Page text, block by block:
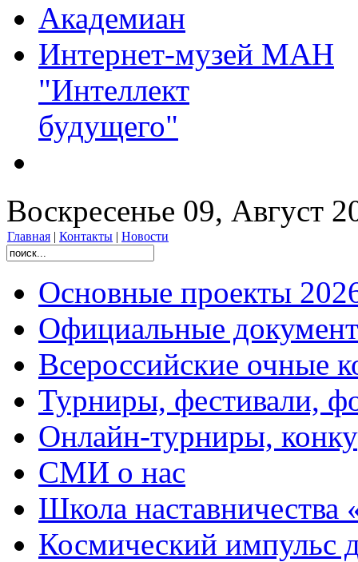
Академиан
Интернет-музей МАН
"Интеллект
будущего"
Воскресенье 09, Август
Главная | Контакты | Новости
Основные проекты
Официальные
Всероссийские очные
Турниры, фестивали,
Онлайн-турниры,
СМИ о нас
Школа
Космический импульс